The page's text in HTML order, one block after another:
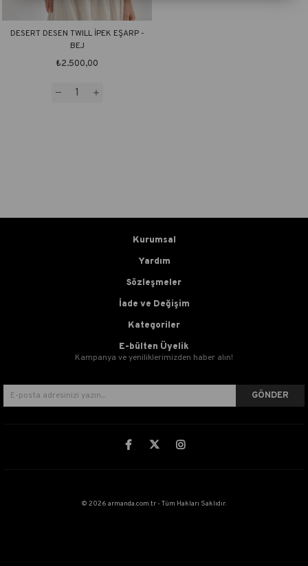
DESERT DESEN TWILL İPEK EŞARP -
BEJ
₺2.500,00
Kurumsal
Yardım
Sözleşmeler
İade ve Değişim
Kategoriler
E-bülten Üyelik
Kampanya ve yeniliklerimizden haber alın!
GÖNDER
© 2026 armanda.com.tr - Tüm Hakları Saklıdır.